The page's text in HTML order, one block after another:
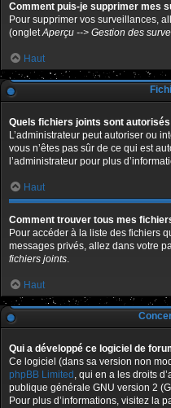
Comment puis-je supprimer mes
Pour supprimer vos surveillances,
(ongletAperçu --> Gestion des
Haut
Quels fichiers joints sont
L’administrateur peut autoriser ou
vous n’êtes pas sûr de ce qui est
l’administrateur pour plus
Haut
Comment trouver tous mes
Pour accéder à la liste des fichiers
messages privés, allez dans votre
fichiers joints.
Haut
Qui a développé ce logiciel de
Ce logiciel (dans sa version non
phpBB Limited , qui en a les droits
publique générale GNU version 2
Pour plus d’informations, visitez la